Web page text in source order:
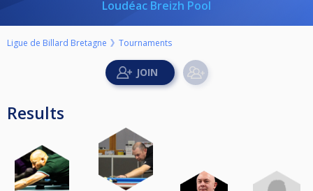
Loudéac Breizh Pool
Ligue de Billard Bretagne Tournaments
Results